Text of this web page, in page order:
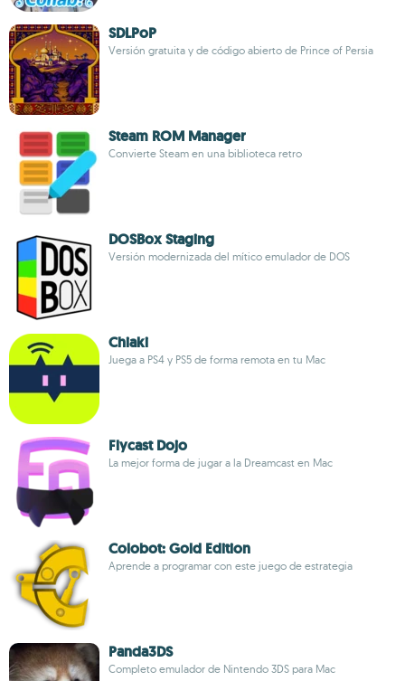
SDLPoP
Versión gratuita y de código abierto de Prince of Persia
Steam ROM Manager
Convierte Steam en una biblioteca retro
DOSBox Staging
Versión modernizada del mítico emulador de DOS
Chiaki
Juega a PS4 y PS5 de forma remota en tu Mac
Flycast Dojo
La mejor forma de jugar a la Dreamcast en Mac
Colobot: Gold Edition
Aprende a programar con este juego de estrategia
Panda3DS
Completo emulador de Nintendo 3DS para Mac